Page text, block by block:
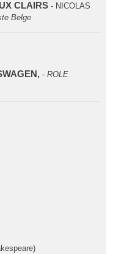
CLAIRS- NICOLAS
Belge
-ROLE